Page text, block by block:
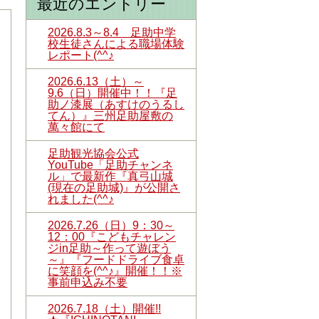
最近のエントリー
2026.8.3～8.4 足助中学
校生徒さんによる職場体験
レポート(^^♪
2026.6.13（土）～
9.6（日）開催中！！『足
助ノ漆展（あすけのうるし
てん）』三州足助屋敷の
萬々館にて
足助観光協会公式
YouTube「足助チャンネ
ル」で最新作『真弓山城
(現在の足助城)』が公開さ
れました(^^♪
2026.7.26（日）9：30～
12：00『こどもチャレン
ジin足助～作って遊ぼう
～』『フードドライブ食卓
に笑顔を(^^♪』開催！！※
事前申込み不要
2026.7.18（土）開催!!